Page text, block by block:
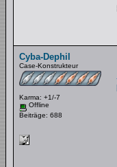
Cyba-Dephil
Case-Konstrukteur
Karma: +1/-7
Offline
Beiträge: 688